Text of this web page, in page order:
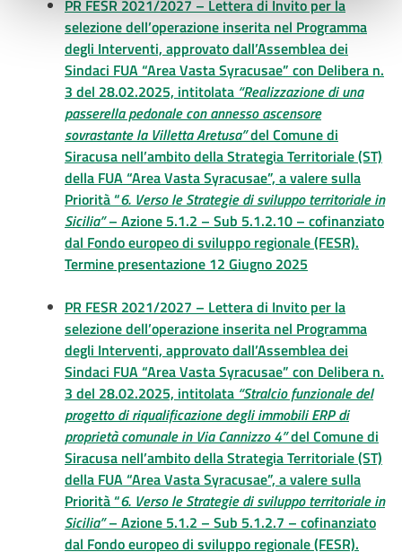
PR FESR 2021/2027 – Lettera di Invito per la
selezione dell’operazione inserita nel Programma
degli Interventi, approvato dall’Assemblea dei
Sindaci FUA “Area Vasta Syracusae” con Delibera n.
3 del 28.02.2025, intitolata “Realizzazione di una
passerella pedonale con annesso ascensore
sovrastante la Villetta Aretusa”del Comune di
Siracusa nell’ambito della Strategia Territoriale (ST)
della FUA “Area Vasta Syracusae”, a valere sulla
Priorità “6. Verso le Strategie di sviluppo territoriale in
Sicilia”– Azione 5.1.2 – Sub 5.1.2.10 – cofinanziato
dal Fondo europeo di sviluppo regionale (FESR).
Termine presentazione 12 Giugno 2025
PR FESR 2021/2027 – Lettera di Invito per la
selezione dell’operazione inserita nel Programma
degli Interventi, approvato dall’Assemblea dei
Sindaci FUA “Area Vasta Syracusae” con Delibera n.
3 del 28.02.2025, intitolata “Stralcio funzionale del
progetto di riqualificazione degli immobili ERP di
proprietà comunale in Via Cannizzo 4”del Comune di
Siracusa nell’ambito della Strategia Territoriale (ST)
della FUA “Area Vasta Syracusae”, a valere sulla
Priorità “6. Verso le Strategie di sviluppo territoriale in
Sicilia”– Azione 5.1.2 – Sub 5.1.2.7 – cofinanziato
dal Fondo europeo di sviluppo regionale (FESR).